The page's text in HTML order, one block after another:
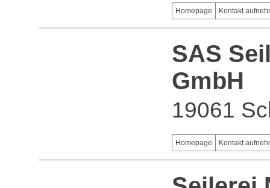
Homepage Kontakt
SAS
GmbH
19061
Homepage Kontakt